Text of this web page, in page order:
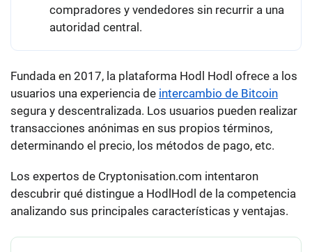
compradores y vendedores sin recurrir a una
autoridad central.
Fundada en 2017, la plataforma Hodl Hodl ofrece a los
usuarios una experiencia de intercambio de Bitcoin
segura y descentralizada. Los usuarios pueden realizar
transacciones anónimas en sus propios términos,
determinando el precio, los métodos de pago, etc.
Los expertos de Cryptonisation.com intentaron
descubrir qué distingue a HodlHodl de la competencia
analizando sus principales características y ventajas.